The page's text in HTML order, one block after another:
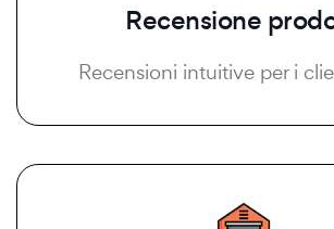
Recensione
Recensioni intuitive per i